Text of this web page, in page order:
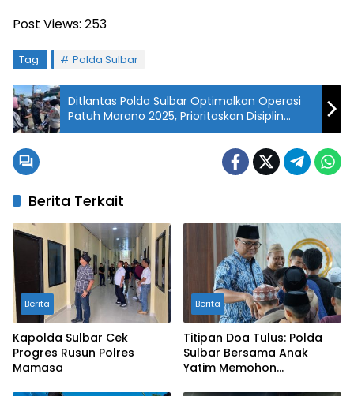
Post Views: 253
Tag: Polda Sulbar
Ditlantas Polda Sulbar Optimalkan Operasi
Patuh Marano 2025, Prioritaskan Disiplin
Berlalu Lintas
Berita Terkait
Berita
Kapolda Sulbar Cek
Progres Rusun Polres
Berita
Titipan Doa Tulus: Polda
Sulbar Bersama Anak
Yatim Memohon